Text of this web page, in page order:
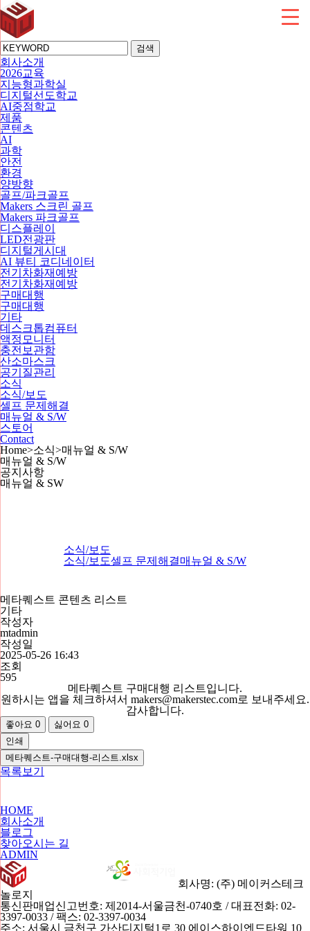
검색
회사소개
2026교육
지능형과학실
디지털선도학교
AI중점학교
제품
콘텐츠
AI
과학
안전
환경
양방향
골프/파크골프
Makers 스크린 골프
Makers 파크골프
디스플레이
LED전광판
디지털게시대
AI 뷰티 코디네이터
전기차화재예방
전기차화재예방
구매대행
구매대행
기타
데스크톱컴퓨터
액정모니터
충전보관함
산소마스크
공기질관리
소식
소식/보도
셀프 문제해결
매뉴얼 & S/W
스토어
Contact
Home>소식>매뉴얼 & S/W
매뉴얼 & S/W
공지사항
매뉴얼 & SW
소식/보도
소식/보도셀프 문제해결매뉴얼 & S/W
메타퀘스트 콘텐츠 리스트
기타
작성자
mtadmin
작성일
2025-05-26 16:43
조회
595
메타퀘스트 구매대행 리스트입니다.
원하시는 앱을 체크하셔서 makers@makerstec.com로 보내주세요.
감사합니다.
좋아요 0 싫어요 0
인쇄
메타퀘스트-구매대행-리스트.xlsx
목록보기
HOME
회사소개
블로그
찾아오시는 길
ADMIN
회사명: (주) 메이커스테크
놀로지
통신판매업신고번호: 제2014-서울금천-0740호 / 대표전화: 02-
3397-0033 / 팩스: 02-3397-0034
주소: 서울시 금천구 가산디지털1로 30 에이스하이엔드타워 10